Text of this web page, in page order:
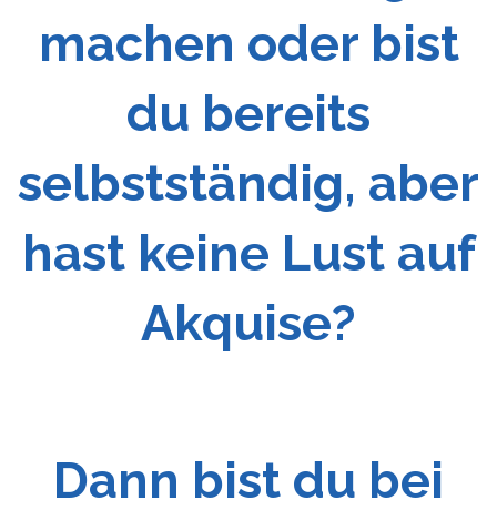
machen oder bist
du bereits
selbstständig, aber
hast keine Lust auf
Akquise?
Dann bist du bei